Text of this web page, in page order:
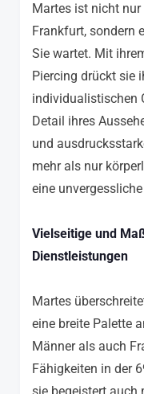
Martes ist nicht
Frankfurt, sondern
Sie wartet. Mit
Piercing drückt sie
individualistischen
Detail ihres
und
mehr als nur
eine
Vielseitige und
Dienstleistungen
Martes
eine breite Palette
Männer als auch
Fähigkeiten in der